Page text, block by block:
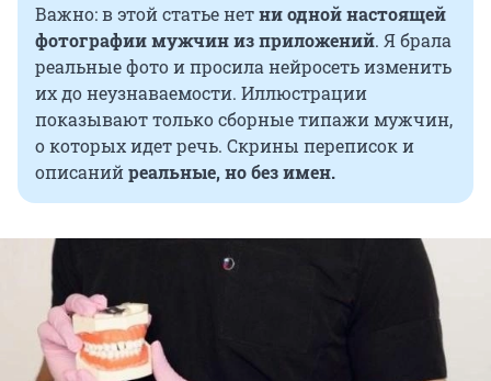
Важно: в этой статье нетни одной настоящей
фотографии мужчин из приложений. Я брала
реальные фото и просила нейросеть изменить
их до неузнаваемости. Иллюстрации
показывают только сборные типажи мужчин,
о которых идет речь. Скрины переписок и
описанийреальные, но без имен.